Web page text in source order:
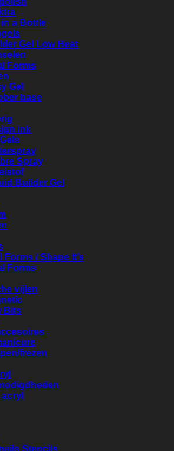
in a Bottle
Gel Low Heat
Forms
Gel
base
ink
Spray
Builder Gel
Forms / Shape It’s
Forms
vijlen
Bits
frezen